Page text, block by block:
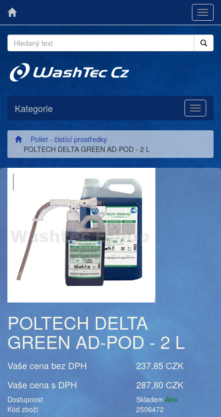
Toggle
Kategorie
Pollet - čistící prostředky
POLTECH DELTA GREEN AD-POD - 2 L
POLTECH DELTA
GREEN AD-POD - 2 L
Vaše cena bez DPH
237,85 CZK
Vaše cena s DPH
287,80 CZK
Dostupnost SklademAno
Kód zboží
2506472